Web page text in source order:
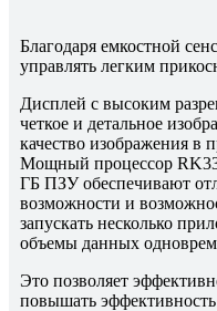
Благодаря емкостной
управлять легким
Дисплей с высоким
четкое и детальное
качество изображения
Мощный процессор
ГБ ПЗУ обеспечивают
возможности и
запускать несколько
объемы данных
Это позволяет
повышать